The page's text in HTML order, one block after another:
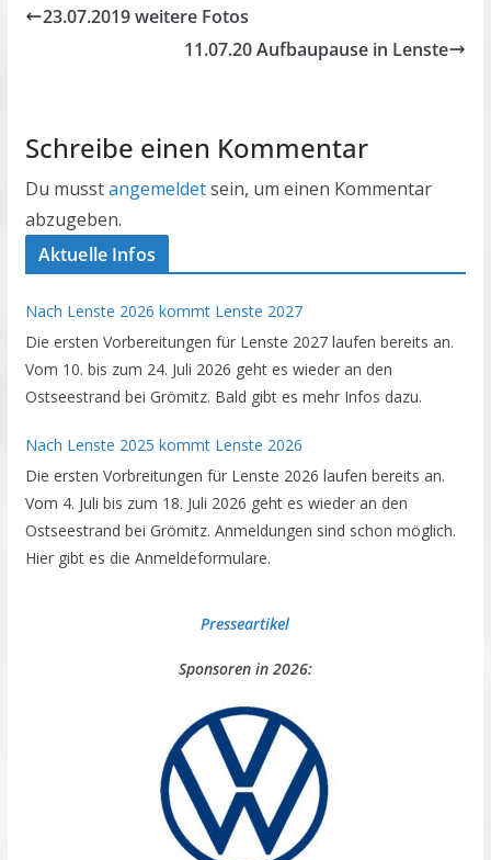
23.07.2019 weitere Fotos
11.07.20 Aufbaupause in Lenste
Schreibe einen Kommentar
Du musstangemeldetsein, um einen Kommentar
abzugeben.
Aktuelle Infos
Nach Lenste 2026 kommt Lenste 2027
Die ersten Vorbereitungen für Lenste 2027 laufen bereits an.
Vom 10. bis zum 24. Juli 2026 geht es wieder an den
Ostseestrand bei Grömitz. Bald gibt es mehr Infos dazu.
Nach Lenste 2025 kommt Lenste 2026
Die ersten Vorbreitungen für Lenste 2026 laufen bereits an.
Vom 4. Juli bis zum 18. Juli 2026 geht es wieder an den
Ostseestrand bei Grömitz. Anmeldungen sind schon möglich.
Hier gibt es die Anmeldeformulare.
Presseartikel
Sponsoren in 2026: